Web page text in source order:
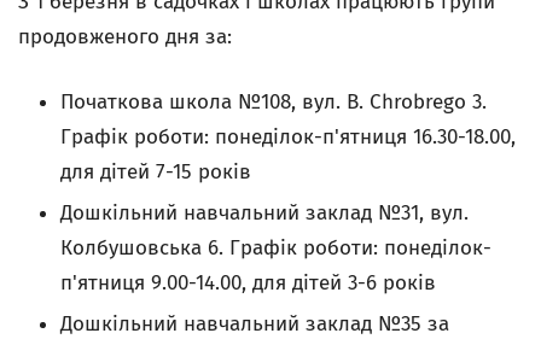
продовженого дня за:
Початкова школа №108, вул. B. Chrobrego 3.
Графік роботи: понеділок-п'ятниця 16.30-18.00,
для дітей 7-15 років
Дошкільний навчальний заклад №31, вул.
Колбушовська 6. Графік роботи: понеділок-
п'ятниця 9.00-14.00, для дітей 3-6 років
Дошкільний навчальний заклад №35 за